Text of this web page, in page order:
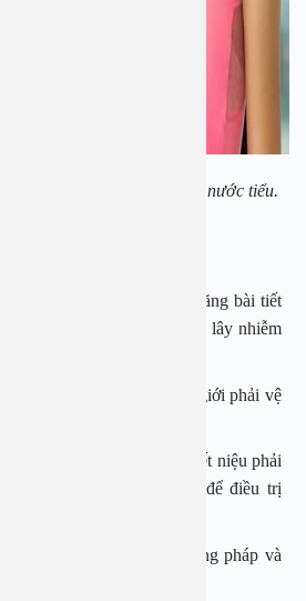
nước giúp thận tăng bài tiết nước tiểu.
ngày 2 – 2,5 lít giúp thận tăng bài tiết
vi trùng ra ngoài, hạn chế lây nhiễm
sinh dục-tiết niệu. Với nữ giới phải vệ
bị hoặc đang bị sỏi thận – tiết niệu phải
tầm soát nhiễm trùng tiểu để điều trị
phải điều trị đúng phương pháp và